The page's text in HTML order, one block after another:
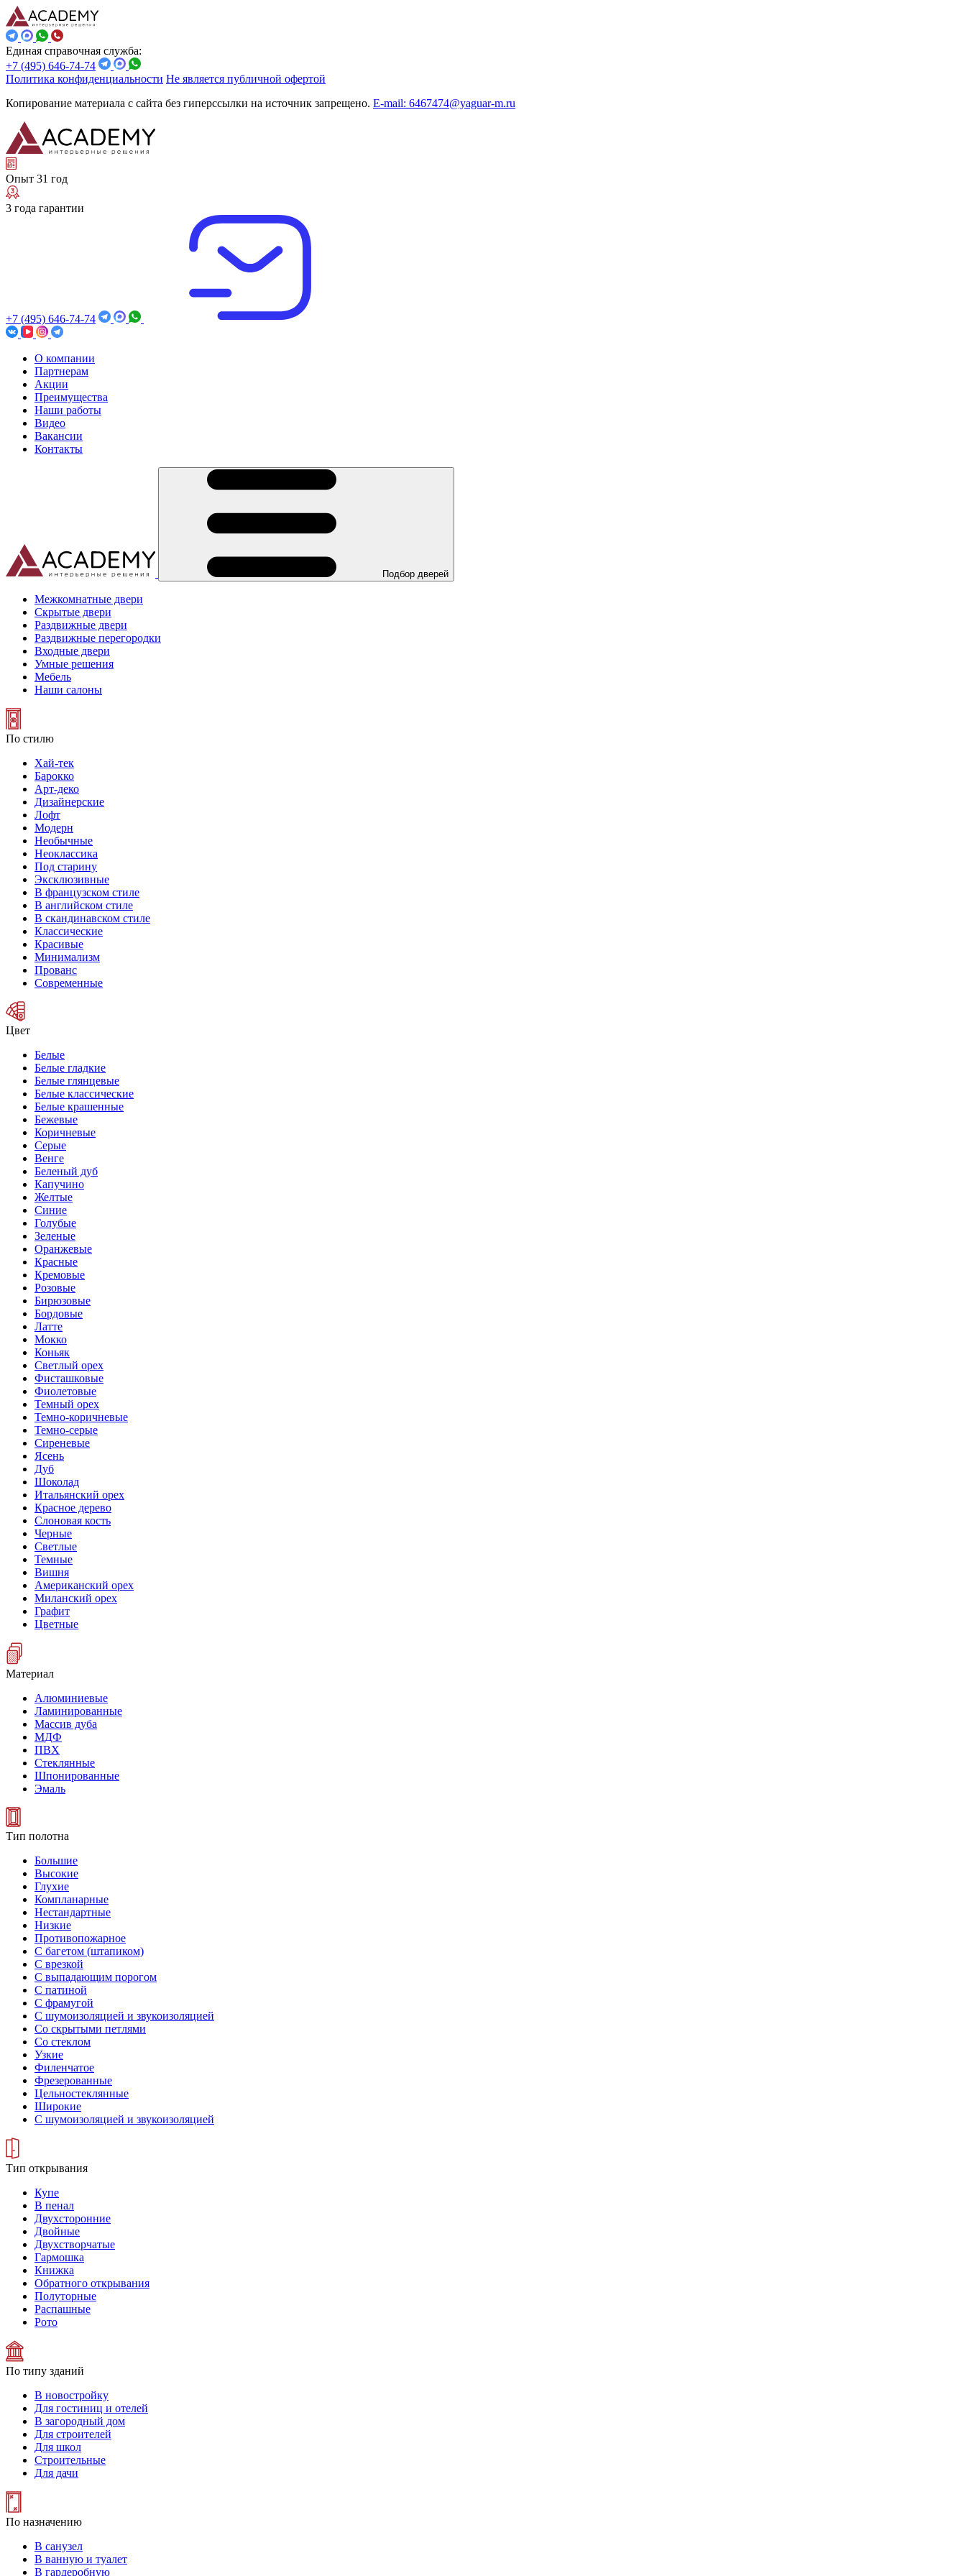
Единая справочная служба:
+7 (495) 646-74-74
Политика конфиденциальности Не является публичной офертой
Копирование материала с сайта без гиперссылки на источник запрещено. E-mail: 6467474@yaguar-m.ru
Опыт 31 год
3 года гарантии
+7 (495) 646-74-74
О компании
Партнерам
Акции
Преимущества
Наши работы
Видео
Вакансии
Контакты
Подбор дверей
Межкомнатные двери
Скрытые двери
Раздвижные двери
Раздвижные перегородки
Входные двери
Умные решения
Мебель
Наши салоны
По стилю
Хай-тек
Барокко
Арт-деко
Дизайнерские
Лофт
Модерн
Необычные
Неоклассика
Под старину
Эксклюзивные
В французском стиле
В английском стиле
В скандинавском стиле
Классические
Красивые
Минимализм
Прованс
Современные
Цвет
Белые
Белые гладкие
Белые глянцевые
Белые классические
Белые крашенные
Бежевые
Коричневые
Серые
Венге
Беленый дуб
Капучино
Желтые
Синие
Голубые
Зеленые
Оранжевые
Красные
Кремовые
Розовые
Бирюзовые
Бордовые
Латте
Мокко
Коньяк
Светлый орех
Фисташковые
Фиолетовые
Темный орех
Темно-коричневые
Темно-серые
Сиреневые
Ясень
Дуб
Шоколад
Итальянский орех
Красное дерево
Слоновая кость
Черные
Светлые
Темные
Вишня
Американский орех
Миланский орех
Графит
Цветные
Материал
Алюминиевые
Ламинированные
Массив дуба
МДФ
ПВХ
Стеклянные
Шпонированные
Эмаль
Тип полотна
Большие
Высокие
Глухие
Компланарные
Нестандартные
Низкие
Противопожарное
С багетом (штапиком)
С врезкой
С выпадающим порогом
С патиной
С фрамугой
С шумоизоляцией и звукоизоляцией
Со скрытыми петлями
Со стеклом
Узкие
Филенчатое
Фрезерованные
Цельностеклянные
Широкие
С шумоизоляцией и звукоизоляцией
Тип открывания
Купе
В пенал
Двухсторонние
Двойные
Двухстворчатые
Гармошка
Книжка
Обратного открывания
Полуторные
Распашные
Рото
По типу зданий
В новостройку
Для гостиниц и отелей
В загородный дом
Для строителей
Для школ
Строительные
Для дачи
По назначению
В санузел
В ванную и туалет
В гардеробную